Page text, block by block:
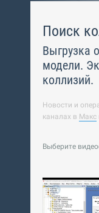
Поиск
Выгрузка
модели.
коллизий.
Новости и
каналах в Макс
Выберите